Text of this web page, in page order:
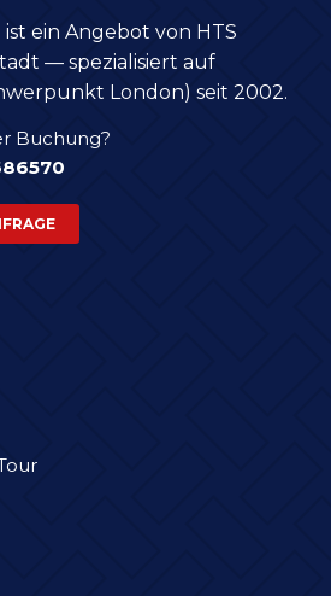
ein Angebot von HTS
— spezialisiert auf
London) seit 2002.
Buchung?